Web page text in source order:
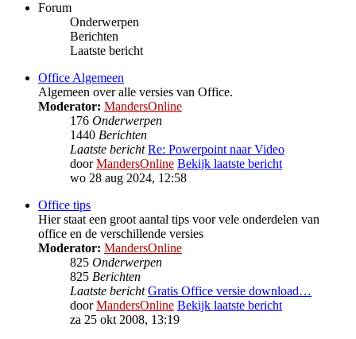
Forum
Onderwerpen
Berichten
Laatste bericht
Office Algemeen
Algemeen over alle versies van Office.
Moderator: MandersOnline
176 Onderwerpen
1440 Berichten
Laatste bericht Re: Powerpoint naar Video
doorMandersOnline Bekijk laatste bericht
wo 28 aug 2024, 12:58
Office tips
Hier staat een groot aantal tips voor vele onderdelen van
office en de verschillende versies
Moderator: MandersOnline
825 Onderwerpen
825 Berichten
Laatste bericht Gratis Office versie download…
doorMandersOnline Bekijk laatste bericht
za 25 okt 2008, 13:19